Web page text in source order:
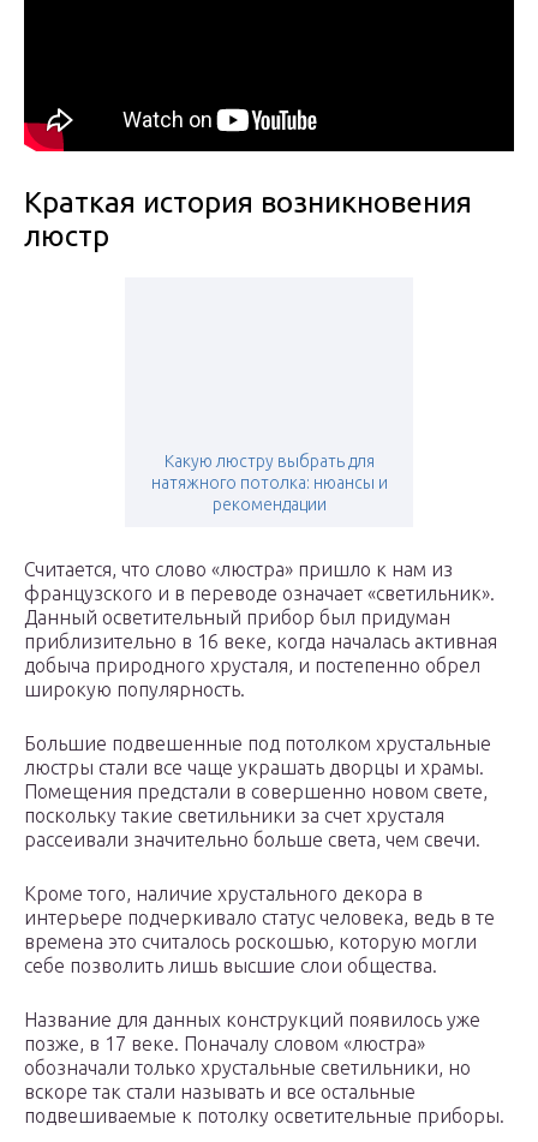
Краткая история возникновения
люстр
Какую люстру выбрать для
натяжного потолка: нюансы и
рекомендации
Считается, что слово «люстра» пришло к нам из
французского и в переводе означает «светильник».
Данный осветительный прибор был придуман
приблизительно в 16 веке, когда началась активная
добыча природного хрусталя, и постепенно обрел
широкую популярность.
Большие подвешенные под потолком хрустальные
люстры стали все чаще украшать дворцы и храмы.
Помещения предстали в совершенно новом свете,
поскольку такие светильники за счет хрусталя
рассеивали значительно больше света, чем свечи.
Кроме того, наличие хрустального декора в
интерьере подчеркивало статус человека, ведь в те
времена это считалось роскошью, которую могли
себе позволить лишь высшие слои общества.
Название для данных конструкций появилось уже
позже, в 17 веке. Поначалу словом «люстра»
обозначали только хрустальные светильники, но
вскоре так стали называть и все остальные
подвешиваемые к потолку осветительные приборы.